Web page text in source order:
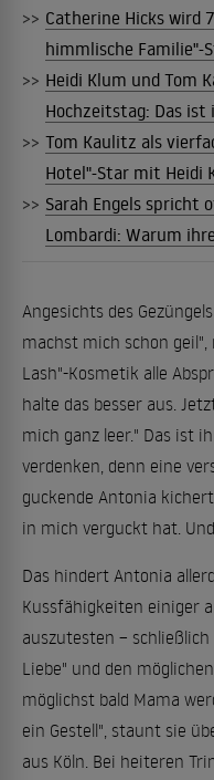
>> Catherine Hicks wird
himmlische Familie"-
>> Heidi Klum und Tom
Hochzeitstag: Das ist
>> Tom Kaulitz als
Hotel"-Star mit Heidi
>> Sarah Engels spricht
Lombardi: Warum
Angesichts des
machst mich schon
Lash"-Kosmetik alle
halte das besser aus.
mich ganz leer." Das ist
verdenken, denn eine
guckende Antonia
in mich verguckt hat.
Das hindert Antonia
Kussfähigkeiten einiger
auszutesten –
Liebe" und den
möglichst bald Mama
ein Gestell", staunt sie
aus Köln. Bei heiteren